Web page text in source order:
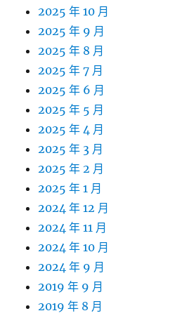
2025 年 10 月
2025 年 9 月
2025 年 8 月
2025 年 7 月
2025 年 6 月
2025 年 5 月
2025 年 4 月
2025 年 3 月
2025 年 2 月
2025 年 1 月
2024 年 12 月
2024 年 11 月
2024 年 10 月
2024 年 9 月
2019 年 9 月
2019 年 8 月